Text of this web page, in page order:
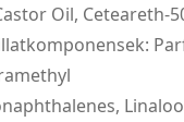
Oil, Ceteareth-